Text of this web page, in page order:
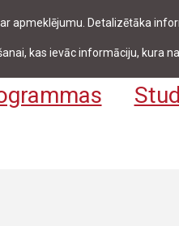
apmeklējumu. Detalizētāka
kas ievāc informāciju, kura
Kontakti